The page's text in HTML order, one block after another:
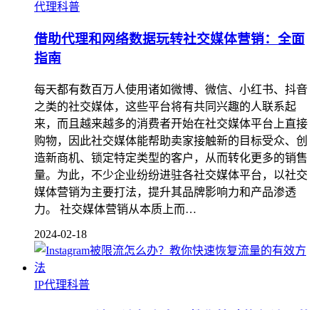
代理科普
借助代理和网络数据玩转社交媒体营销：全面
指南
每天都有数百万人使用诸如微博、微信、小红书、抖音
之类的社交媒体，这些平台将有共同兴趣的人联系起
来，而且越来越多的消费者开始在社交媒体平台上直接
购物，因此社交媒体能帮助卖家接触新的目标受众、创
造新商机、锁定特定类型的客户，从而转化更多的销售
量。为此，不少企业纷纷进驻各社交媒体平台，以社交
媒体营销为主要打法，提升其品牌影响力和产品渗透
力。 社交媒体营销从本质上而…
2024-02-18
IP代理科普